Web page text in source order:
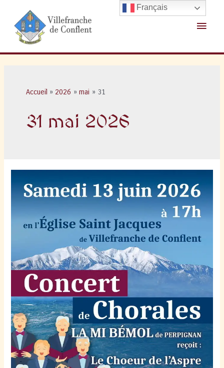
contenu
Menu
Accueil 2026 mai 31
31 mai 2026
Français